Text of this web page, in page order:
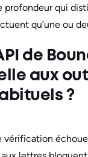
profondeur qui
qu’une ou
de
aux
?
vérification